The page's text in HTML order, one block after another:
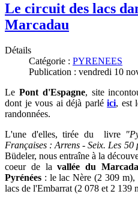
Le circuit des lacs
Marcadau
Détails
Catégorie : PYRENEES
Publication : vendredi 10
Le Pont d'Espagne, site
dont je vous ai déjà parléici, est
randonnées.
L'une d'elles, tirée du
livre
Françaises : Arrens - Seix. Les 50
Büdeler, nous entraîne à la
coeur de lavallée du
Pyrénées : le lac Nère (2 309
lacs de l'Embarrat (2 078 et 2 139